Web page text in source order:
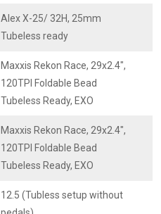
Alex X-25/ 32H, 25mm
Tubeless ready
Maxxis Rekon Race, 29x2.4",
120TPI Foldable Bead
Tubeless Ready, EXO
Maxxis Rekon Race, 29x2.4",
120TPI Foldable Bead
Tubeless Ready, EXO
12.5 (Tubless setup without